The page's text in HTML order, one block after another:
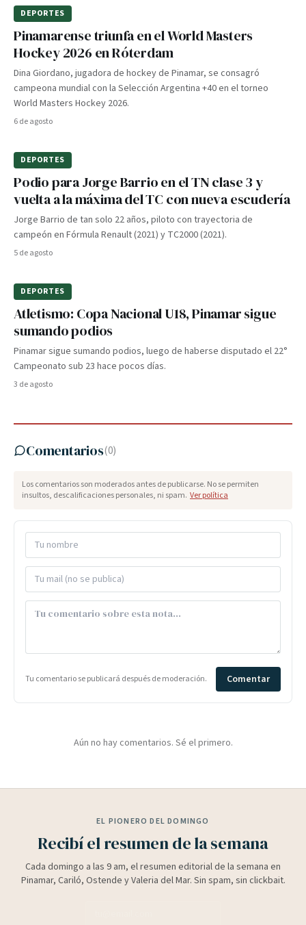
DEPORTES
Pinamarense triunfa en el World Masters
Hockey 2026 en Róterdam
Dina Giordano, jugadora de hockey de Pinamar, se consagró
campeona mundial con la Selección Argentina +40 en el torneo
World Masters Hockey 2026.
6 de agosto
DEPORTES
Podio para Jorge Barrio en el TN clase 3 y
vuelta a la máxima del TC con nueva escudería
Jorge Barrio de tan solo 22 años, piloto con trayectoria de
campeón en Fórmula Renault (2021) y TC2000 (2021).
5 de agosto
DEPORTES
Atletismo: Copa Nacional U18, Pinamar sigue
sumando podios
Pinamar sigue sumando podios, luego de haberse disputado el 22°
Campeonato sub 23 hace pocos días.
3 de agosto
Comentarios(0)
Los comentarios son moderados antes de publicarse. No se permiten
insultos, descalificaciones personales, ni spam. Ver política
Tu comentario se publicará después de moderación. Comentar
Aún no hay comentarios. Sé el primero.
EL PIONERO DEL DOMINGO
Recibí el resumen de la semana
Cada domingo a las 9 am, el resumen editorial de la semana en
Pinamar, Cariló, Ostende y Valeria del Mar. Sin spam, sin clickbait.